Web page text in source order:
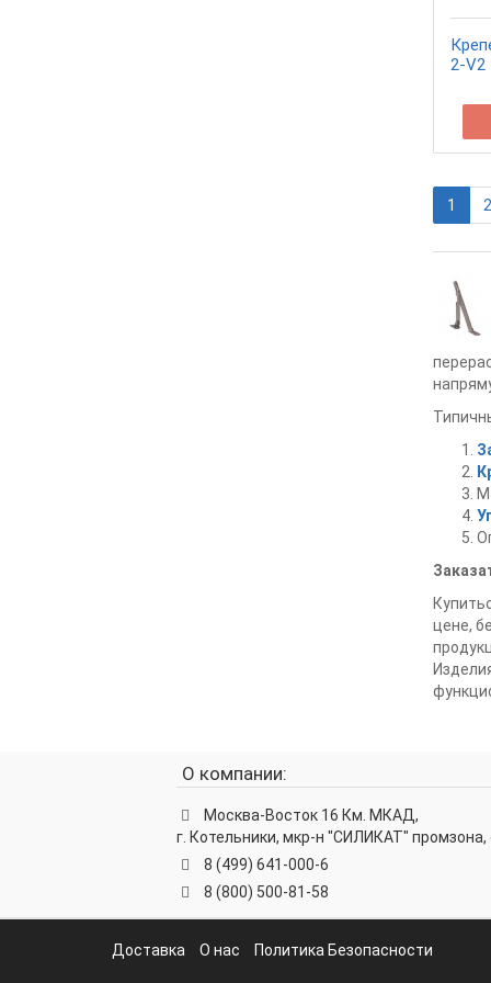
2-V2
1 2
цене,
О компании:
Москва-Восток 16 Км. МКАД,
г. Котельники, мкр-н "СИЛИКАТ" промзона,
8 (499) 641-000-6
8 (800) 500-81-58
Доставка О нас Политика Безопасности